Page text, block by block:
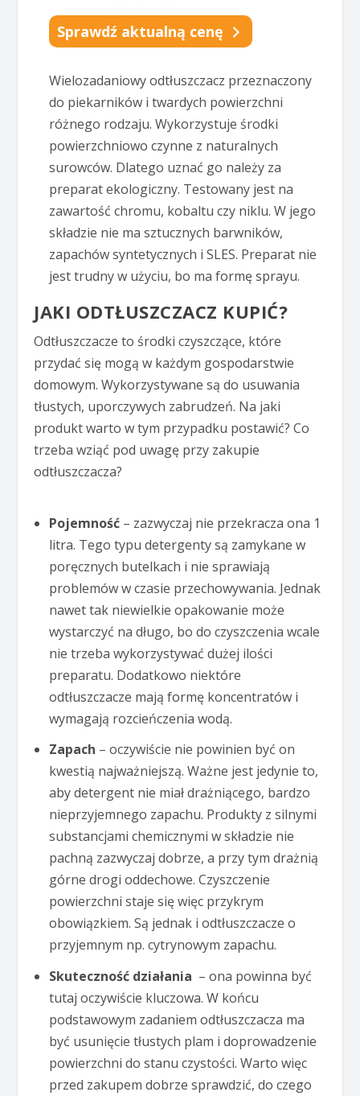
Sprawdź aktualną cenę
Wielozadaniowy odtłuszczacz przeznaczony
do piekarników i twardych powierzchni
różnego rodzaju. Wykorzystuje środki
powierzchniowo czynne z naturalnych
surowców. Dlatego uznać go należy za
preparat ekologiczny. Testowany jest na
zawartość chromu, kobaltu czy niklu. W jego
składzie nie ma sztucznych barwników,
zapachów syntetycznych i SLES. Preparat nie
jest trudny w użyciu, bo ma formę sprayu.
JAKI ODTŁUSZCZACZ KUPIĆ?
Odtłuszczacze to środki czyszczące, które
przydać się mogą w każdym gospodarstwie
domowym. Wykorzystywane są do usuwania
tłustych, uporczywych zabrudzeń. Na jaki
produkt warto w tym przypadku postawić? Co
trzeba wziąć pod uwagę przy zakupie
odtłuszczacza?
Pojemność– zazwyczaj nie przekracza ona 1
litra. Tego typu detergenty są zamykane w
poręcznych butelkach i nie sprawiają
problemów w czasie przechowywania. Jednak
nawet tak niewielkie opakowanie może
wystarczyć na długo, bo do czyszczenia wcale
nie trzeba wykorzystywać dużej ilości
preparatu. Dodatkowo niektóre
odtłuszczacze mają formę koncentratów i
wymagają rozcieńczenia wodą.
Zapach – oczywiście nie powinien być on
kwestią najważniejszą. Ważne jest jedynie to,
aby detergent nie miał drażniącego, bardzo
nieprzyjemnego zapachu. Produkty z silnymi
substancjami chemicznymi w składzie nie
pachną zazwyczaj dobrze, a przy tym drażnią
górne drogi oddechowe. Czyszczenie
powierzchni staje się więc przykrym
obowiązkiem. Są jednak i odtłuszczacze o
przyjemnym np. cytrynowym zapachu.
Skuteczność działania – ona powinna być
tutaj oczywiście kluczowa. W końcu
podstawowym zadaniem odtłuszczacza ma
być usunięcie tłustych plam i doprowadzenie
powierzchni do stanu czystości. Warto więc
przed zakupem dobrze sprawdzić, do czego